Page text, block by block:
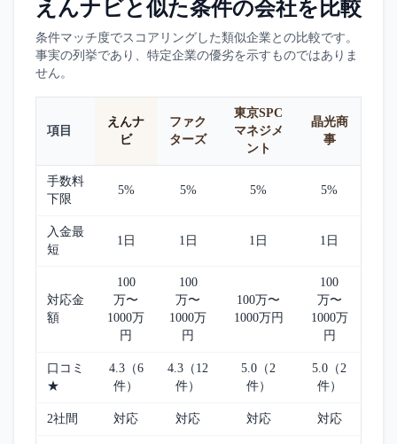
えんナビと似た条件の会社を比較
条件マッチ度でスコアリングした類似企業との比較です。
事実の列挙であり、特定企業の優劣を示すものではありま
せん。
項目
えんナ
ビ
ファク
ターズ
東京SPC
マネジメ
ント
晶光商
事
手数料
下限
5% 5% 5% 5%
入金最
短
1日 1日 1日 1日
対応金
額
100
万〜
1000万
円
100
万〜
1000万
円
100万〜
1000万円
100
万〜
1000万
円
口コミ
★
4.3（6
件）
4.3（12
件）
5.0（2
件）
5.0（2
件）
2社間 対応 対応 対応 対応